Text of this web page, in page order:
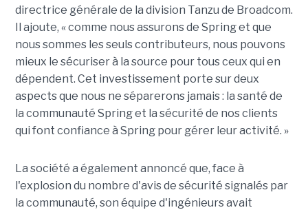
directrice générale de la division Tanzu de Broadcom.
Il ajoute, « comme nous assurons de Spring et que
nous sommes les seuls contributeurs, nous pouvons
mieux le sécuriser à la source pour tous ceux qui en
dépendent. Cet investissement porte sur deux
aspects que nous ne séparerons jamais : la santé de
la communauté Spring et la sécurité de nos clients
qui font confiance à Spring pour gérer leur activité. »
La société a également annoncé que, face à
l'explosion du nombre d'avis de sécurité signalés par
la communauté, son équipe d'ingénieurs avait